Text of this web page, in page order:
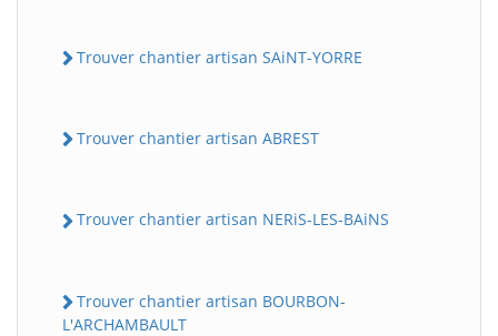
Trouver chantier artisan SAiNT-YORRE
Trouver chantier artisan ABREST
Trouver chantier artisan NERiS-LES-BAiNS
Trouver chantier artisan BOURBON-
L'ARCHAMBAULT